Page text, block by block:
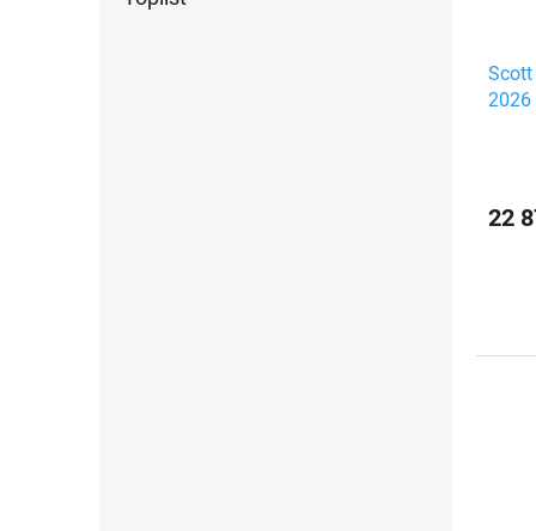
2026
22